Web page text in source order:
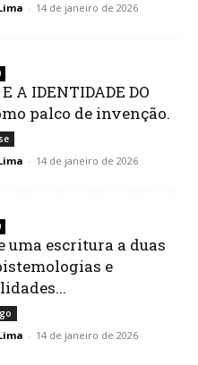
- 14 de janeiro de 2026
A IDENTIDADE DO
palco de invenção.
- 14 de janeiro de 2026
uma escritura a duas
e
- 14 de janeiro de 2026